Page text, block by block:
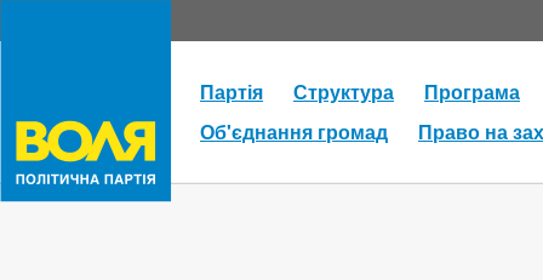
Партія Структура
Програма
Об'єднання громад
Право на